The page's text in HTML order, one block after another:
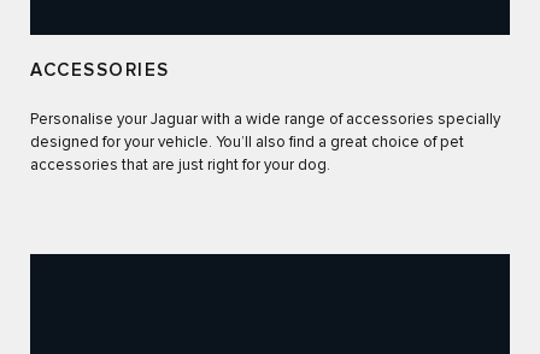
ACCESSORIES
Personalise your Jaguar with a wide range of accessories specially
designed for your vehicle. You’ll also find a great choice of pet
accessories that are just right for your dog.